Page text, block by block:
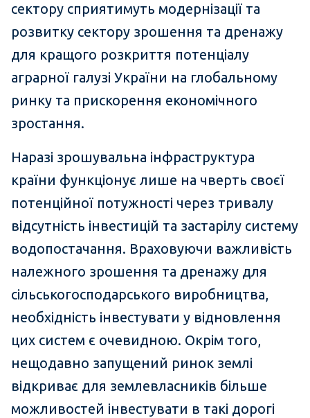
сектору сприятимуть модернізації та
розвитку сектору зрошення та дренажу
для кращого розкриття потенціалу
аграрної галузі України на глобальному
ринку та прискорення економічного
зростання.
Наразі зрошувальна інфраструктура
країни функціонує лише на чверть своєї
потенційної потужності через тривалу
відсутність інвестицій та застарілу систему
водопостачання. Враховуючи важливість
належного зрошення та дренажу для
сільськогосподарського виробництва,
необхідність інвестувати у відновлення
цих систем є очевидною. Окрім того,
нещодавно запущений ринок землі
відкриває для землевласників більше
можливостей інвестувати в такі дорогі